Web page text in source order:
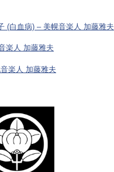
(白血病) – 美幌音楽人 加藤雅夫
楽人 加藤雅夫
楽人 加藤雅夫